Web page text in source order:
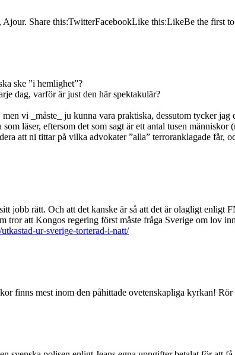
Share this:TwitterFacebookLike this:LikeBe the
ske ”i hemlighet”?
dag, varför är just den här spektakulär?
vi _måste_ ju kunna vara praktiska, dessutom tycker
läser, eftersom det som sagt är ett antal tusen
att ni tittar på vilka advokater ”alla” terroranklagade får,
jobb rätt. Och att det kanske är så att det är olagligt
tror att Kongos regering först måste fråga Sverige om lov
ur-sverige-torterad-i-natt/
finns mest inom den påhittade ovetenskapliga kyrkan!